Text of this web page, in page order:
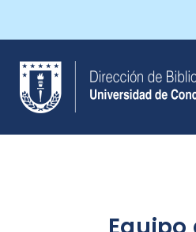
Saltar
al
contenido